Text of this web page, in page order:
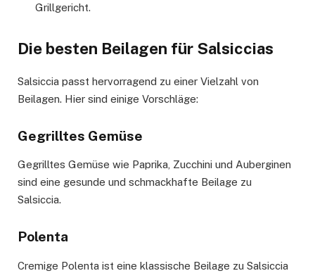
Grillgericht.
Die besten Beilagen für Salsiccias
Salsiccia passt hervorragend zu einer Vielzahl von
Beilagen. Hier sind einige Vorschläge:
Gegrilltes Gemüse
Gegrilltes Gemüse wie Paprika, Zucchini und Auberginen
sind eine gesunde und schmackhafte Beilage zu
Salsiccia.
Polenta
Cremige Polenta ist eine klassische Beilage zu Salsiccia